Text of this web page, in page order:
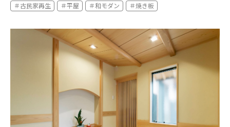
＃古民家再生 ＃平屋 ＃和モダン ＃焼き板